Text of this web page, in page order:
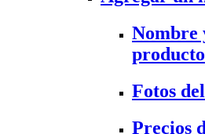
Nombre
producto
Fotos
Precios